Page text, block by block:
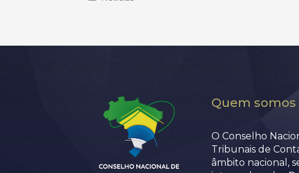
Quem somos
O Conselho
Tribunais de
âmbito nacional,